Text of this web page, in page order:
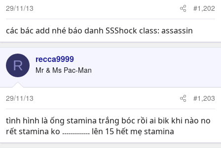
29/11/13 #1,202
các bác add nhé báo danh SSShock class: assassin
R recca9999
Mr & Ms Pac-Man
29/11/13 #1,203
tình hình là ống stamina trắng bóc rồi ai bik khi nào no
rết stamina ko .............. lên 15 hết mẹ stamina